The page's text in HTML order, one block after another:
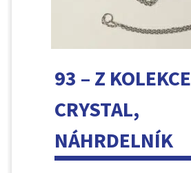
93 – Z KOLEKCE
CRYSTAL,
NÁHRDELNÍK